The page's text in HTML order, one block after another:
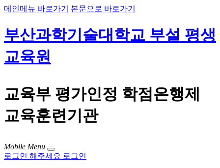
메인메뉴 바로가기 본문으로 바로가기
부산과학기술대학교 부설 평생
교육원
교육부 평가인정 학점은행제
교육훈련기관
Mobile Menu
로그인 해주세요 로그인